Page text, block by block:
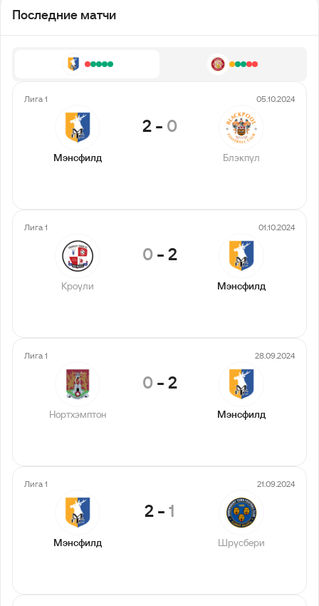
Последние матчи
Лига 1 05.10.2024
Мэнсфилд
2 - 0
Блэкпул
Лига 1 01.10.2024
Кроули
0 -2
Мэнсфилд
Лига 1 28.09.2024
Нортхэмптон
0 -2
Мэнсфилд
Лига 1 21.09.2024
Мэнсфилд
2-1
Шрусбери